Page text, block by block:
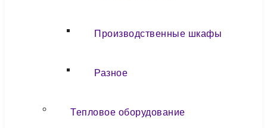
Производственные шкафы
Разное
Тепловое оборудование